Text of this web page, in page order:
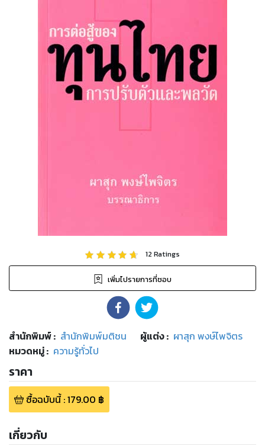
12Ratings
เพิ่มไปรายการที่ชอบ
สำนักพิมพ์: สำนักพิมพ์มติชน ผู้แต่ง : ผาสุก พงษ์ไพจิตร
หมวดหมู่: ความรู้ทั่วไป
ราคา
ซื้อฉบับนี้:179.00 ฿
เกี่ยวกับ